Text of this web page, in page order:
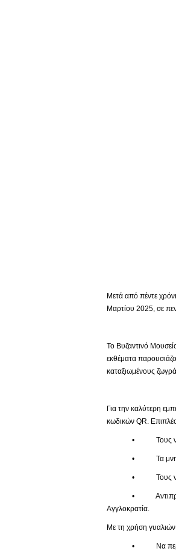
Μετά από πέντε
Μαρτίου 2025, σε
Το Βυζαντινό
εκθέματα
καταξιωμένους
Για την καλύτερη
κωδικών QR.
• Τους ναούς
• Τα μνημεία
• Τους ναούς
•
Αγγλοκρατία.
Με τη χρήση
• Να